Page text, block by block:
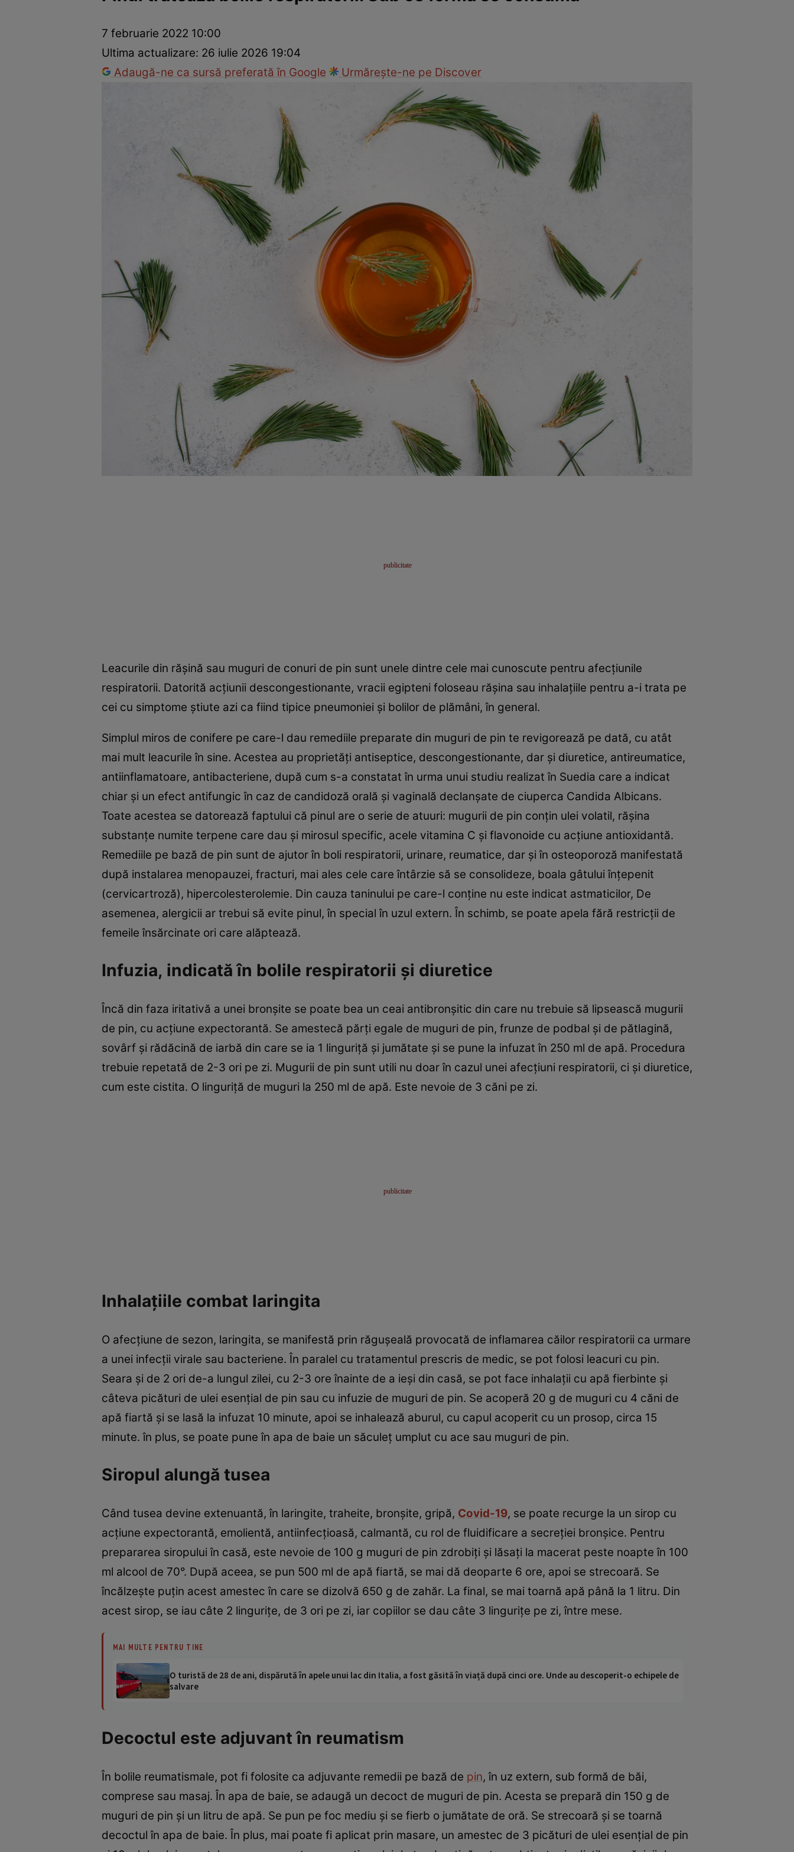
Prevenție și tratament Remedii naturisteMedicii răspund
7 februarie 2022 10:00
Ultima actualizare: 26 iulie 2026 19:04
Adaugă-ne ca sursă preferată în Google
Urmărește-ne pe Discover
Leacurile din răşină sau muguri de conuri de pin sunt unele dintre cele mai cunoscute pentru afecţiunile
respiratorii. Datorită acţiunii descongestionante, vracii egipteni foloseau răşina sau inhalaţiile pentru a-i trata pe
cei cu simptome ştiute azi ca fiind tipice pneumoniei şi bolilor de plămâni, în general.
Simplul miros de conifere pe care-l dau remediile preparate din muguri de pin te revigorează pe dată, cu atât
mai mult leacurile în sine. Acestea au proprietăţi antiseptice, descongestionante, dar şi diuretice, antireumatice,
antiinflamatoare, antibacteriene, după cum s-a constatat în urma unui studiu realizat în Suedia care a indicat
chiar şi un efect antifungic în caz de candidoză orală şi vaginală declanşate de ciuperca Candida Albicans.
Toate acestea se datorează faptului că pinul are o serie de atuuri: mugurii de pin conţin ulei volatil, răşina
substanţe numite terpene care dau şi mirosul specific, acele vitamina C şi flavonoide cu acţiune antioxidantă.
Remediile pe bază de pin sunt de ajutor în boli respiratorii, urinare, reumatice, dar şi în osteoporoză manifestată
după instalarea menopauzei, fracturi, mai ales cele care întârzie să se consolideze, boala gâtului înţepenit
(cervicartroză), hipercolesterolemie. Din cauza taninului pe care-l conţine nu este indicat astmaticilor, De
asemenea, alergicii ar trebui să evite pinul, în special în uzul extern. În schimb, se poate apela fără restricţii de
femeile însărcinate ori care alăptează.
Infuzia, indicată în bolile respiratorii şi diuretice
Încă din faza iritativă a unei bronşite se poate bea un ceai antibronşitic din care nu trebuie să lipsească mugurii
de pin, cu acţiune expectorantă. Se amestecă părţi egale de muguri de pin, frunze de podbal şi de pătlagină,
sovârf şi rădăcină de iarbă din care se ia 1 linguriţă şi jumătate şi se pune la infuzat în 250 ml de apă. Procedura
trebuie repetată de 2-3 ori pe zi. Mugurii de pin sunt utili nu doar în cazul unei afecţiuni respiratorii, ci şi diuretice,
cum este cistita. O linguriţă de muguri la 250 ml de apă. Este nevoie de 3 căni pe zi.
Inhalaţiile combat laringita
O afecţiune de sezon, laringita, se manifestă prin răguşeală provocată de inflamarea căilor respiratorii ca urmare
a unei infecţii virale sau bacteriene. În paralel cu tratamentul prescris de medic, se pot folosi leacuri cu pin.
Seara şi de 2 ori de-a lungul zilei, cu 2-3 ore înainte de a ieşi din casă, se pot face inhalaţii cu apă fierbinte şi
câteva picături de ulei esenţial de pin sau cu infuzie de muguri de pin. Se acoperă 20 g de muguri cu 4 căni de
apă fiartă şi se lasă la infuzat 10 minute, apoi se inhalează aburul, cu capul acoperit cu un prosop, circa 15
minute. în plus, se poate pune în apa de baie un săculeţ umplut cu ace sau muguri de pin.
Siropul alungă tusea
Când tusea devine extenuantă, în laringite, traheite, bronşite, gripă, Covid-19, se poate recurge la un sirop cu
acţiune expectorantă, emolientă, antiinfecţioasă, calmantă, cu rol de fluidificare a secreţiei bronşice. Pentru
prepararea siropului în casă, este nevoie de 100 g muguri de pin zdrobiţi şi lăsaţi la macerat peste noapte în 100
ml alcool de 70°. După aceea, se pun 500 ml de apă fiartă, se mai dă deoparte 6 ore, apoi se strecoară. Se
încălzeşte puţin acest amestec în care se dizolvă 650 g de zahăr. La final, se mai toarnă apă până la 1 litru. Din
acest sirop, se iau câte 2 linguriţe, de 3 ori pe zi, iar copiilor se dau câte 3 linguriţe pe zi, între mese.
MAI MULTE PENTRU TINE
O turistă de 28 de ani, dispărută în apele unui lac din Italia, a fost găsită în viață după cinci ore. Unde au descoperit-o echipele de
salvare
Decoctul este adjuvant în reumatism
În bolile reumatismale, pot fi folosite ca adjuvante remedii pe bază de pin, în uz extern, sub formă de băi,
comprese sau masaj. În apa de baie, se adaugă un decoct de muguri de pin. Acesta se prepară din 150 g de
muguri de pin şi un litru de apă. Se pun pe foc mediu şi se fierb o jumătate de oră. Se strecoară şi se toarnă
decoctul în apa de baie. În plus, mai poate fi aplicat prin masare, un amestec de 3 picături de ulei esenţial de pin